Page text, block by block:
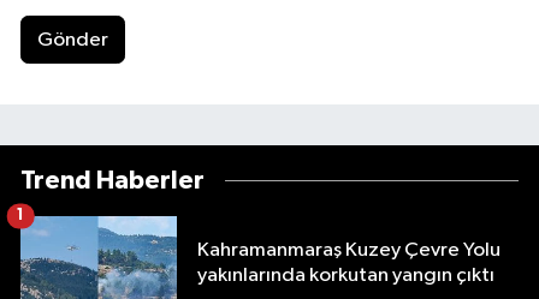
Gönder
Trend Haberler
Kahramanmaraş Kuzey Çevre Yolu
yakınlarında korkutan yangın çıktı
1